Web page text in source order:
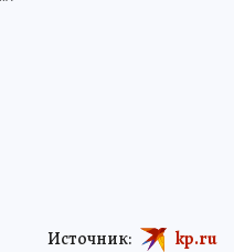
Источник: kp.ru